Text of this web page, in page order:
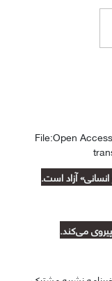
آزاد است.
می‌کند.